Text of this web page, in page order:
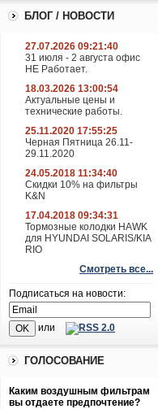
БЛОГ / НОВОСТИ
27.07.2026 09:21:40
31 июля - 2 августа офис
НЕ Работает.
18.03.2026 13:00:54
Актуальные цены и
технические работы.
25.11.2020 17:55:25
Черная Пятница 26.11-
29.11.2020
24.05.2018 11:34:40
Скидки 10% на фильтры
K&N
17.04.2018 09:34:31
Тормозные колодки HAWK
для HYUNDAI SOLARIS/KIA
RIO
Смотреть все...
Подписаться на новости:
или
ГОЛОСОВАНИЕ
Каким воздушным фильтрам
вы отдаете предпочтение?